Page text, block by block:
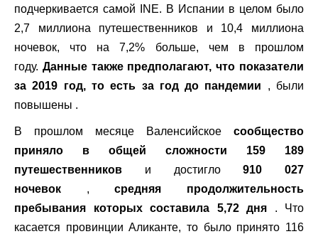
подчеркивается самой INE. В Испании в целом было
2,7 миллиона путешественников и 10,4 миллиона
ночевок, что на 7,2% больше, чем в прошлом
году. Данные также предполагают, что показатели
за 2019 год, то есть за год до пандемии , были
повышены .
В прошлом месяце Валенсийское сообщество
приняло в общей сложности 159 189
путешественников и достигло910 027
ночевок ,средняя продолжительность
пребывания которых составила 5,72 дня . Что
касается провинции Аликанте, то было принято 116